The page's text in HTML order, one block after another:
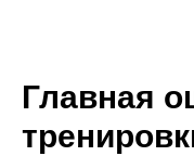
Главная